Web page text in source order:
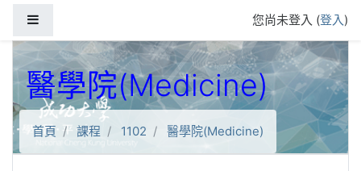
您尚未登入 (登入)
醫學院(Medicine)
首頁 課程 1102 醫學院(Medicine)